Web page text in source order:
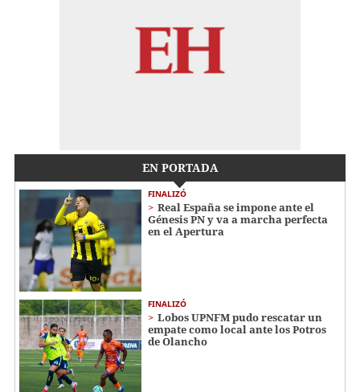
EN PORTADA
FINALIZÓ
Real España se impone ante el
Génesis PN y va a marcha perfecta
en el Apertura
FINALIZÓ
Lobos UPNFM pudo rescatar un
empate como local ante los Potros
de Olancho